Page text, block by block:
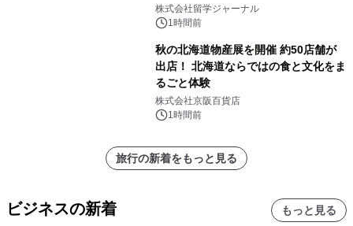
ジーランド＆オーストラリア」を
9/12(土)に開催
株式会社留学ジャーナル
1時間前
秋の北海道物産展を開催 約50店舗が
出店！ 北海道ならではの食と文化をま
るごと体験
株式会社京阪百貨店
1時間前
旅行の新着をもっと見る
ビジネスの新着 もっと見る